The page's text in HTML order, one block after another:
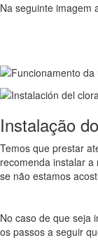
Na seguinte imagem
Instalação
Temos que prestar
recomenda instalar
se não estamos
No caso de que seja
os passos a seguir